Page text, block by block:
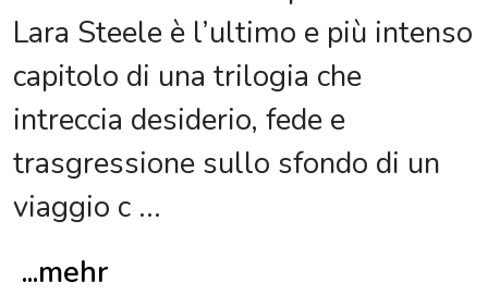
Lara Steele è l’ultimo e più intenso
capitolo di una trilogia che
intreccia desiderio, fede e
trasgressione sullo sfondo di un
viaggio c ...
...mehr